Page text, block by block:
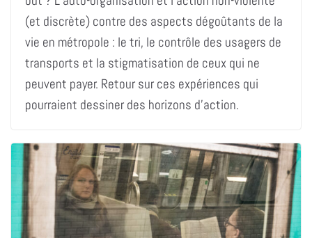
(et discrète) contre des aspects dégoûtants de la
vie en métropole : le tri, le contrôle des usagers de
transports et la stigmatisation de ceux qui ne
peuvent payer. Retour sur ces expériences qui
pourraient dessiner des horizons d’action.